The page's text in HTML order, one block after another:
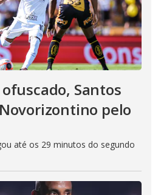
Santos
pelo
até os 29 minutos do segundo